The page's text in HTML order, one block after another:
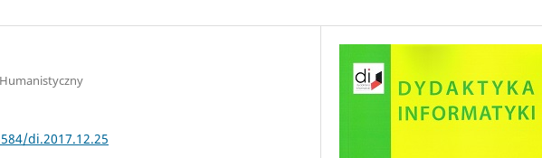
di.2017.12.25